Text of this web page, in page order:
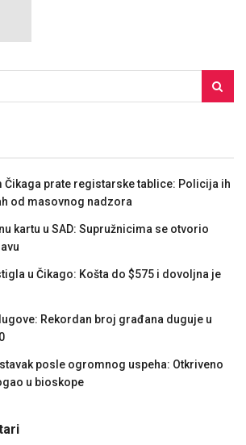
Čikaga prate registarske tablice: Policija ih
od masovnog nadzora
kartu u SAD: Supružnicima se otvorio
u Čikago: Košta do $575 i dovoljna je
Rekordan broj građana duguje u
posle ogromnog uspeha: Otkriveno
u bioskope